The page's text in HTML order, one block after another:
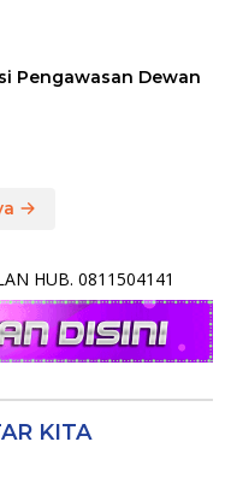
Pengawasan Dewan
0811504141
KITA